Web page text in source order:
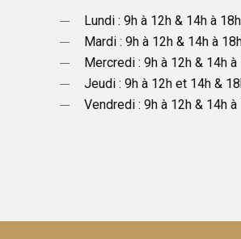
Lundi : 9h à 12h & 14h à 18h
Mardi : 9h à 12h & 14h à
Mercredi : 9h à 12h & 14h à
Jeudi : 9h à 12h et 14h &
Vendredi : 9h à 12h & 14h à